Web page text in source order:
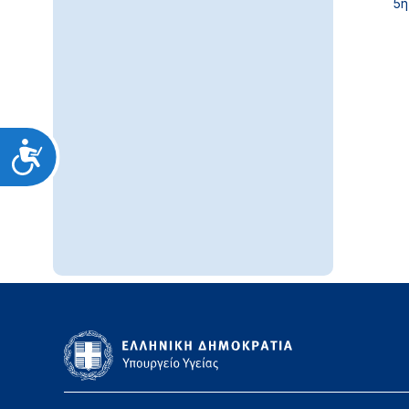
Προσιτότητα